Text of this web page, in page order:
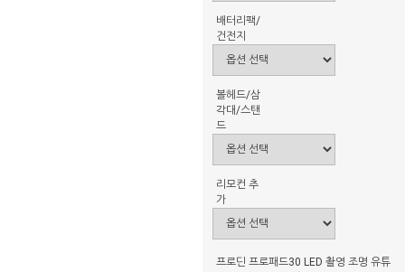
배터리팩/
건전지
볼헤드/삼
각대/스탠
드
리모컨 추
가
프로딘 프로패드30 LED 촬영 조명 유튜